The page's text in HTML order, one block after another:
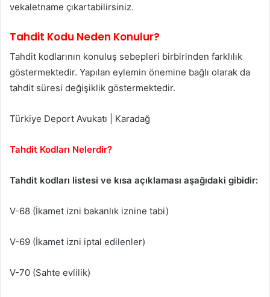
vekaletname çıkartabilirsiniz.
Tahdit Kodu Neden Konulur?
Tahdit kodlarının konuluş sebepleri birbirinden farklılık
göstermektedir. Yapılan eylemin önemine bağlı olarak da
tahdit süresi değişiklik göstermektedir.
Türkiye Deport Avukatı | Karadağ
Tahdit Kodları Nelerdir?
Tahdit kodları listesi ve kısa açıklaması aşağıdaki gibidir:
V-68 (İkamet izni bakanlık iznine tabi)
V-69 (İkamet izni iptal edilenler)
V-70 (Sahte evlilik)